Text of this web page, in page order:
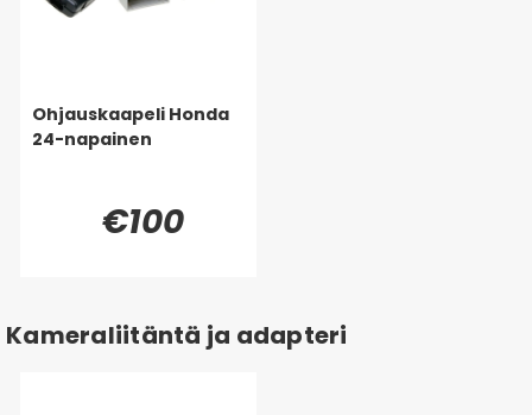
Ohjauskaapeli Honda
24-napainen
€100
Kameraliitäntä ja adapteri